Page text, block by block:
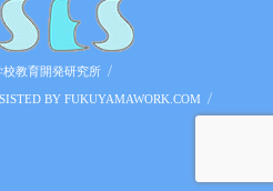
校教育開発研究所
BY FUKUYAMAWORK.COM